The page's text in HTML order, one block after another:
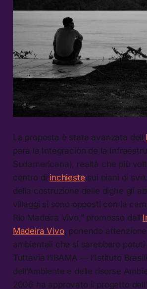
La proposta è stata avanzata dell’
para la Integraciòn de la
Sudamericana), realtà che più
centro di inchieste sui piani di
della costruzione delle dighe gli
villaggi si sono opposti con la
Rio Madeira Vivo,” promosso dall’
Madeira Vivo, ponendo
ambientali che si sarebbero
Tuttavia l’IBAMA — l’Istituto
dell’Ambiente e delle risorse
2006 ha approvato il progetto